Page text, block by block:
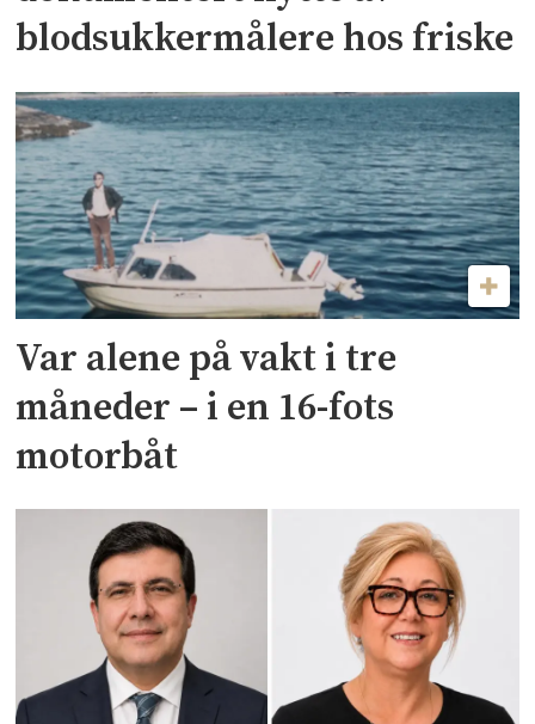
blodsukkermålere hos friske
Var alene på vakt i tre
måneder – i en 16-fots
motorbåt